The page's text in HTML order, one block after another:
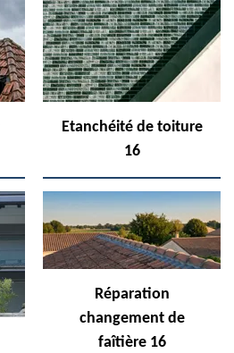
Etanchéité de toiture
16
Réparation
changement de
faîtière 16